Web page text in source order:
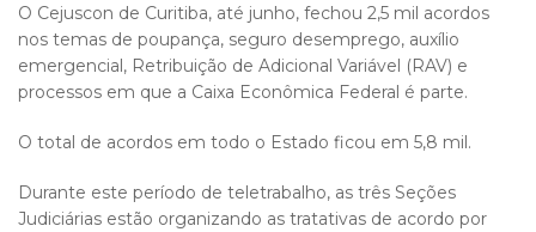
O Cejuscon de Curitiba, até junho, fechou 2,5 mil acordos
nos temas de poupança, seguro desemprego, auxílio
emergencial, Retribuição de Adicional Variável (RAV) e
processos em que a Caixa Econômica Federal é parte.
O total de acordos em todo o Estado ficou em 5,8 mil.
Durante este período de teletrabalho, as três Seções
Judiciárias estão organizando as tratativas de acordo por